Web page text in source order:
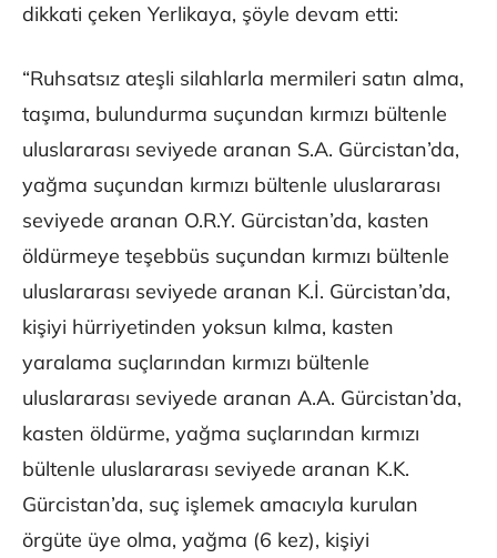
dikkati çeken Yerlikaya, şöyle devam etti:
“Ruhsatsız ateşli silahlarla mermileri satın alma,
taşıma, bulundurma suçundan kırmızı bültenle
uluslararası seviyede aranan S.A. Gürcistan’da,
yağma suçundan kırmızı bültenle uluslararası
seviyede aranan O.R.Y. Gürcistan’da, kasten
öldürmeye teşebbüs suçundan kırmızı bültenle
uluslararası seviyede aranan K.İ. Gürcistan’da,
kişiyi hürriyetinden yoksun kılma, kasten
yaralama suçlarından kırmızı bültenle
uluslararası seviyede aranan A.A. Gürcistan’da,
kasten öldürme, yağma suçlarından kırmızı
bültenle uluslararası seviyede aranan K.K.
Gürcistan’da, suç işlemek amacıyla kurulan
örgüte üye olma, yağma (6 kez), kişiyi